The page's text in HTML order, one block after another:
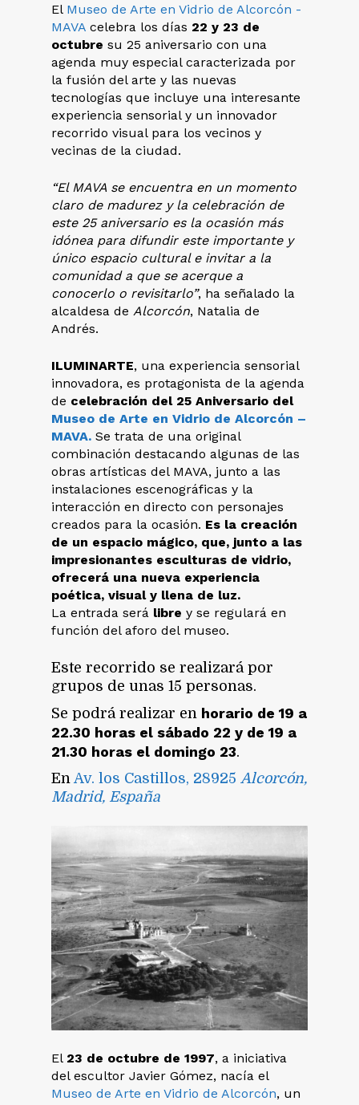
El Museo de Arte en Vidrio de Alcorcón -
MAVA celebra los días 22 y 23 de
octubre su 25 aniversario con una
agenda muy especial caracterizada por
la fusión del arte y las nuevas
tecnologías que incluye una interesante
experiencia sensorial y un innovador
recorrido visual para los vecinos y
vecinas de la ciudad.
“El MAVA se encuentra en un momento
claro de madurez y la celebración de
este 25 aniversario es la ocasión más
idónea para difundir este importante y
único espacio cultural e invitar a la
comunidad a que se acerque a
conocerlo o revisitarlo”, ha señalado la
alcaldesa deAlcorcón, Natalia de
Andrés.
ILUMINARTE, una experiencia sensorial
innovadora, es protagonista de la agenda
de celebración del 25 Aniversario del
Museo de Arte en Vidrio de Alcorcón –
MAVA.Se trata de una original
combinación destacando algunas de las
obras artísticas del MAVA, junto a las
instalaciones escenográficas y la
interacción en directo con personajes
creados para la ocasión. Es la creación
de un espacio mágico, que, junto a las
impresionantes esculturas de vidrio,
ofrecerá una nueva experiencia
poética, visual y llena de luz.
La entrada será libre y se regulará en
función del aforo del museo.
Este recorrido se realizará por
grupos de unas 15 personas.
Se podrá realizar en horario de 19 a
22.30 horas el sábado 22 y de 19 a
21.30 horas el domingo 23.
En Av. los Castillos, 28925 Alcorcón,
Madrid, España
El 23 de octubre de 1997, a iniciativa
del escultor Javier Gómez, nacía el
Museo de Arte en Vidrio de Alcorcón, un